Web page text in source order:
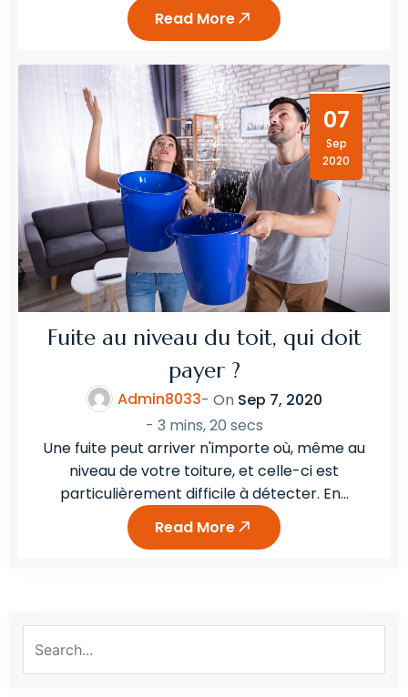
Read More
07
Sep
2020
Fuite au niveau du toit, qui doit
payer ?
Admin8033- On Sep 7, 2020
- 3 mins, 20 secs
Une fuite peut arriver n'importe où, même au
niveau de votre toiture, et celle-ci est
particulièrement difficile à détecter. En…
Read More